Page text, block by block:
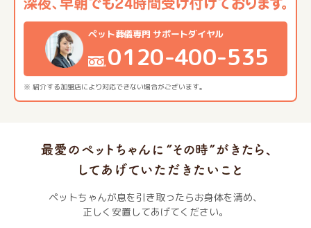
※ 紹介する加盟店により対応できない場合がございます。
ペット葬儀専門 サポートダイヤル
0120-400-535
ペットちゃんが息を引き取ったらお身体を清め、
正しく安置してあげてください。